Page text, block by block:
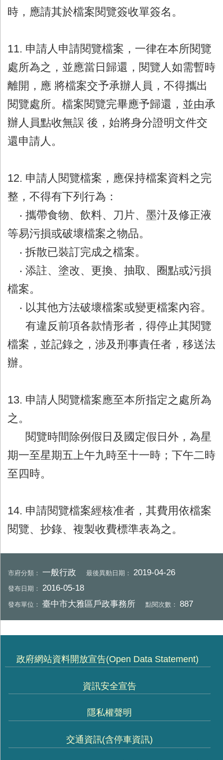
時，應請其於檔案閱覽簽收單簽名。
11. 申請人申請閱覽檔案，一律在本所閱覽
處所為之，並應當日歸還，閱覽人如需暫時
離開，應 將檔案交予承辦人員，不得攜出
閱覽處所。檔案閱覽完畢應予歸還，並由承
辦人員點收無誤 後，始將身分證明文件交
還申請人。
12. 申請人閱覽檔案，應保持檔案資料之完
整，不得有下列行為：
‧ 攜帶食物、飲料、刀片、墨汁及修正液
等易污損或破壞檔案之物品。
‧ 拆散已裝訂完成之檔案。
‧ 添註、塗改、更換、抽取、圈點或污損
檔案。
‧ 以其他方法破壞檔案或變更檔案內容。
有違反前項各款情形者，得停止其閱覽
檔案，並記錄之，涉及刑事責任者，移送法
辦。
13. 申請人閱覽檔案應至本所指定之處所為
之。
閱覽時間除例假日及國定假日外，為星
期一至星期五上午九時至十一時；下午二時
至四時。
14. 申請閱覽檔案經核准者，其費用依檔案
閱覽、抄錄、複製收費標準表為之。
市府分類：一般行政 最後異動日期：2019-04-26
發布日期：2016-05-18
發布單位：臺中市大雅區戶政事務所 點閱次數：887
政府網站資料開放宣告(Open Data Statement)
資訊安全宣告
隱私權聲明
交通資訊(含停車資訊)